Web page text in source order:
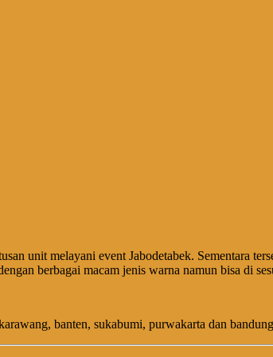
unit melayani event Jabodetabek. Sementara
berbagai macam jenis warna namun bisa di
banten, sukabumi, purwakarta dan